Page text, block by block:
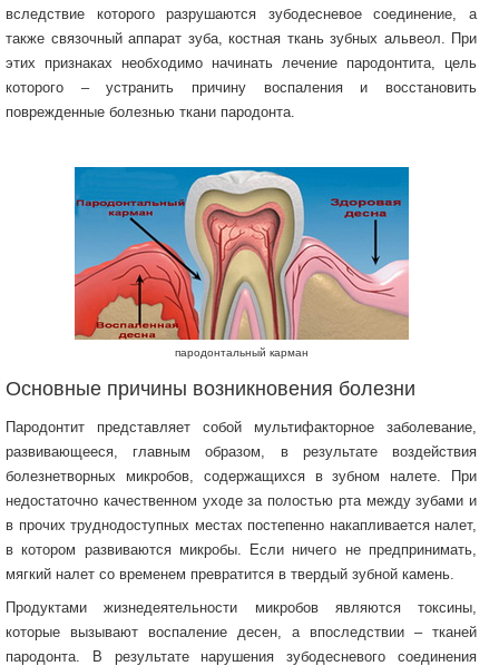
вследствие которого разрушаются зубодесневое соединение, а
также связочный аппарат зуба, костная ткань зубных альвеол. При
этих признаках необходимо начинать лечение пародонтита, цель
которого – устранить причину воспаления и восстановить
поврежденные болезнью ткани пародонта.
пародонтальный карман
Основные причины возникновения болезни
Пародонтит представляет собой мультифакторное заболевание,
развивающееся, главным образом, в результате воздействия
болезнетворных микробов, содержащихся в зубном налете. При
недостаточно качественном уходе за полостью рта между зубами и
в прочих труднодоступных местах постепенно накапливается налет,
в котором развиваются микробы. Если ничего не предпринимать,
мягкий налет со временем превратится в твердый зубной камень.
Продуктами жизнедеятельности микробов являются токсины,
которые вызывают воспаление десен, а впоследствии – тканей
пародонта. В результате нарушения зубодесневого соединения